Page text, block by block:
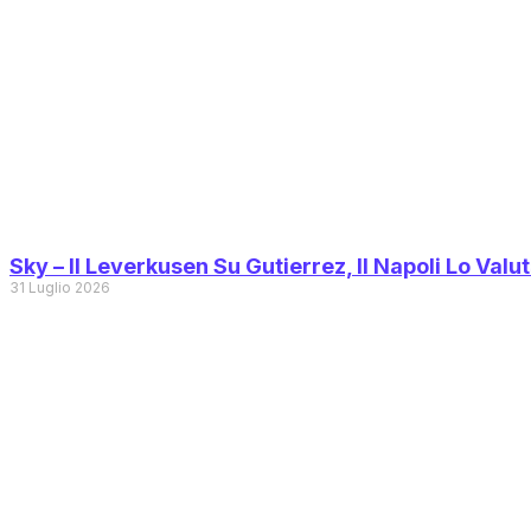
Sky – Il Leverkusen Su Gutierrez, Il Napoli Lo
31 Luglio 2026